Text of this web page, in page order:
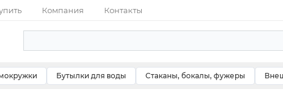
Компания Контакты
Бутылки для воды Стаканы, бокалы, фужеры